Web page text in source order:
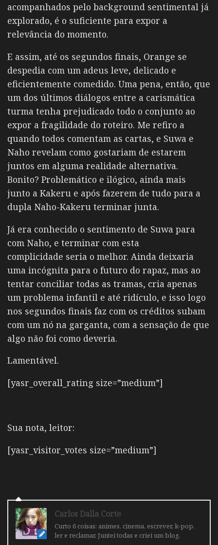
acompanhados pelo background sentimental já
explorado, é o suficiente para expor a
relevância do momento.
E assim, até os segundos finais, Orange se
despedia com um adeus leve, delicado e
eficientemente comedido. Uma pena, então, que
um dos últimos diálogos entre a carismática
turma tenha prejudicado todo o conjunto ao
expor a fragilidade do roteiro. Me refiro a
quando todos comentam as cartas, e Suwa e
Naho revelam como gostariam de estarem
juntos em alguma realidade alternativa.
Bonito? Problemático e ilógico, ainda mais
junto a Kakeru e após fazerem de tudo para a
dupla Naho-Kakeru terminar junta.
Já era conhecido o sentimento de Suwa para
com Naho, e terminar com esta
complicidade seria o melhor. Ainda deixaria
uma incógnita para o futuro do rapaz, mas ao
tentar conciliar todas as tramas, cria apenas
um problema infantil e até ridículo, e isso logo
nos segundos finais faz com os créditos subam
com um nó na garganta, com a sensação de que
algo não foi como deveria.
Lamentável.
[yasr_overall_rating size=”medium”]
Sua nota, leitor:
[yasr_visitor_votes size=”medium”]
Carlos Dalla Corte
Curto 6 coisas: animes, cinema, escrever, k-pop,
ler e reclamar. Juntei todas e criei um blog.